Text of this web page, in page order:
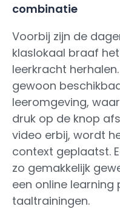
combinatie
Voorbij zijn de
klaslokaal braaf
leerkracht
gewoon
leeromgeving,
druk op de knop
video erbij, wordt
context geplaatst.
zo gemakkelijk
een online
taaltrainingen.